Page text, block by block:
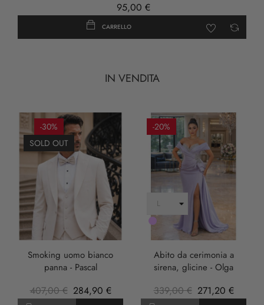
95,00 €
CARRELLO
IN VENDITA
-30%
SOLD OUT
Smoking uomo bianco
panna - Pascal
407,00 € 284,90 €
-20%
LILLA
Abito da cerimonia a
sirena, glicine - Olga
339,00 € 271,20 €